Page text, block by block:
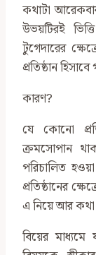
কথাটা
উভয়টিরই
টুগেদারের
প্রতিষ্ঠান
কারণ?
যে কোনো
ক্রমসোপান
পরিচালিত
প্রতিষ্ঠানের
এ নিয়ে আর
বিয়ের মাধ্যমে